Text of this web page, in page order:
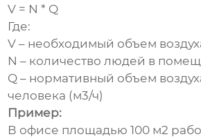
V = N * Q
Где:
V – необходимый объем
N – количество людей в
Q – нормативный объем
человека (м3/ч)
Пример:
В офисе площадью 100 м2